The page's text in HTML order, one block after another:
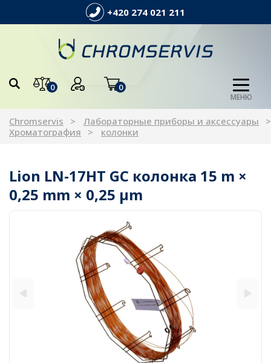
+420 274 021 211
0 0
МЕНЮ
Chromservis
Лабораторные приборы и аксессуары
Хроматография
колонки
Lion LN-17HT GC колонка 15 m ×
0,25 mm × 0,25 µm